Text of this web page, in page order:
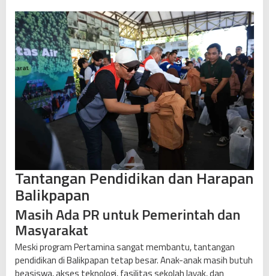
Tantangan Pendidikan dan Harapan
Balikpapan
Masih Ada PR untuk Pemerintah dan
Masyarakat
Meski program Pertamina sangat membantu, tantangan
pendidikan di Balikpapan tetap besar. Anak-anak masih butuh